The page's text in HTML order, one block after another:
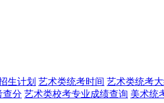
生计划 艺术类统考时间 艺术类统考
查分 艺术类校考专业成绩查询 美术统